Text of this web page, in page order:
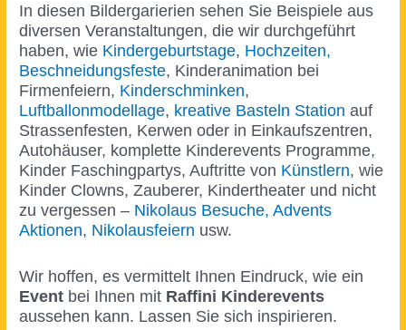
In diesen Bildergarierien sehen Sie Beispiele aus
diversen Veranstaltungen, die wir durchgeführt
haben, wie Kindergeburtstage, Hochzeiten,
Beschneidungsfeste, Kinderanimation bei
Firmenfeiern, Kinderschminken,
Luftballonmodellage, kreative Basteln Station auf
Strassenfesten, Kerwen oder in Einkaufszentren,
Autohäuser, komplette Kinderevents Programme,
Kinder Faschingpartys, Auftritte von Künstlern, wie
Kinder Clowns, Zauberer, Kindertheater und nicht
zu vergessen – Nikolaus Besuche, Advents
Aktionen, Nikolausfeiern usw.
Wir hoffen, es vermittelt Ihnen Eindruck, wie ein
Event bei Ihnen mit Raffini Kinderevents
aussehen kann. Lassen Sie sich inspirieren.